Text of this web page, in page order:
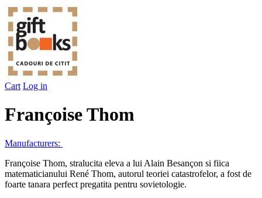
Cart Log in
Françoise Thom
Manufacturers:
Françoise Thom, stralucita eleva a lui Alain Besançon si fiica
matematicianului René Thom, autorul teoriei catastrofelor, a fost de
foarte tanara perfect pregatita pentru sovietologie.